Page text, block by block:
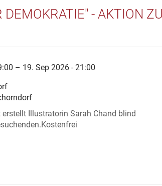
DEMOKRATIE" - AKTION
– 19. Sep 2026 - 21:00
erstellt Illustratorin Sarah Chand blind